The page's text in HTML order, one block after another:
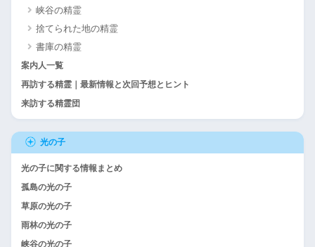
峡谷の精霊
捨てられた地の精霊
書庫の精霊
案内人一覧
再訪する精霊｜最新情報と次回予想とヒント
来訪する精霊団
光の子
光の子に関する情報まとめ
孤島の光の子
草原の光の子
雨林の光の子
峡谷の光の子